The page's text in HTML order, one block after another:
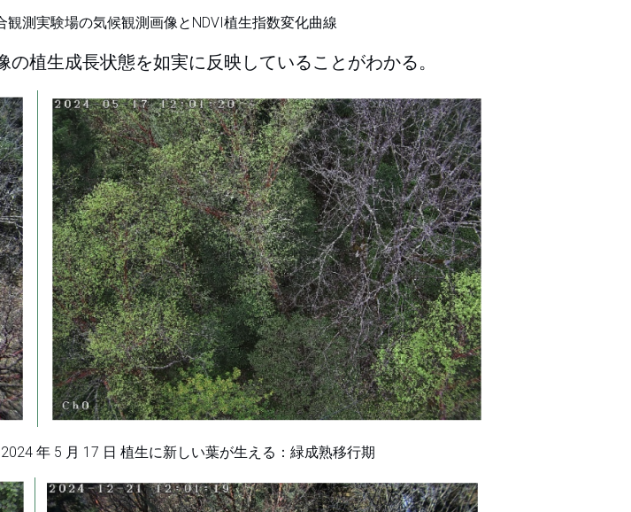
測実験場の気候観測画像とNDVI植生指数変化曲線
植生成長状態を如実に反映していることがわかる。
年 5 月 17 日 植生に新しい葉が生える：緑成熟移行期